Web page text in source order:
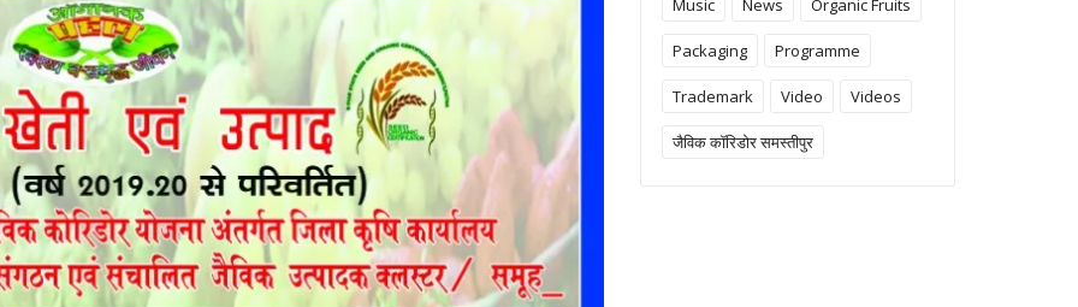
Music News Organic Fruits
Packaging Programme
Trademark Video Videos
जैविक कॉरिडोर समस्तीपुर